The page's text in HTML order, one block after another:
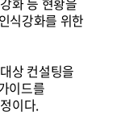
식강화를 위한
상 컨설팅을
이드를
이다.